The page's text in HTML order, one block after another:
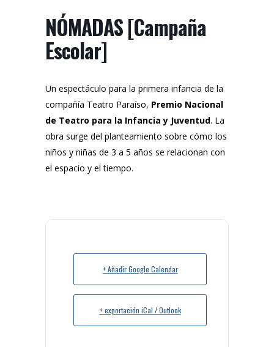
NÓMADAS [Campaña
Escolar]
Un espectáculo para la primera infancia de la
compañía Teatro Paraíso, Premio Nacional
de Teatro para la Infancia y Juventud. La
obra surge del planteamiento sobre cómo los
niños y niñas de 3 a 5 años se relacionan con
el espacio y el tiempo.
+ Añadir Google Calendar
+ exportación iCal / Outlook